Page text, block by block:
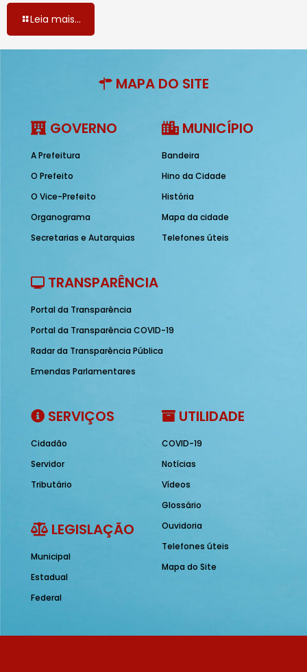
Leia mais...
MAPA DO SITE
GOVERNO
A Prefeitura
O Prefeito
O Vice-Prefeito
Organograma
Secretarias e Autarquias
MUNICÍPIO
Bandeira
Hino da Cidade
História
Mapa da cidade
Telefones úteis
TRANSPARÊNCIA
Portal da Transparência
Portal da Transparência COVID-19
Radar da Transparência Pública
Emendas Parlamentares
SERVIÇOS
Cidadão
Servidor
Tributário
LEGISLAÇÃO
Municipal
Estadual
Federal
UTILIDADE
COVID-19
Notícias
Vídeos
Glossário
Ouvidoria
Telefones úteis
Mapa do Site